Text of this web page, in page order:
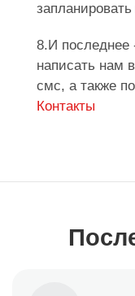
8.И последнее
написать нам
смс, а также
Контакты